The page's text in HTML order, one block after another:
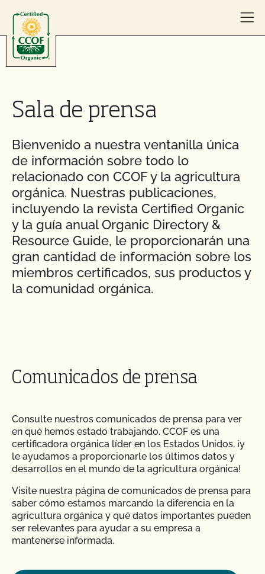
Sala de prensa
Bienvenido a nuestra ventanilla única
de información sobre todo lo
relacionado con CCOF y la agricultura
orgánica. Nuestras publicaciones,
incluyendo la revista Certified Organic
y la guía anual Organic Directory &
Resource Guide, le proporcionarán una
gran cantidad de información sobre los
miembros certificados, sus productos y
la comunidad orgánica.
Comunicados de prensa
Consulte nuestros comunicados de prensa para ver
en qué hemos estado trabajando. CCOF es una
certificadora orgánica líder en los Estados Unidos, ¡y
le ayudamos a proporcionarle los últimos datos y
desarrollos en el mundo de la agricultura orgánica!
Visite nuestra página de comunicados de prensa para
saber cómo estamos marcando la diferencia en la
agricultura orgánica y qué datos importantes pueden
ser relevantes para ayudar a su empresa a
mantenerse informada.